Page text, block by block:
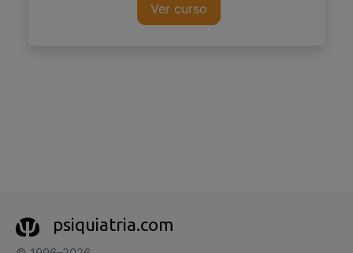
Ver curso
psiquiatria.com